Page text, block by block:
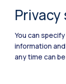
Polimi
Tutti i siti
You can
information
any time can